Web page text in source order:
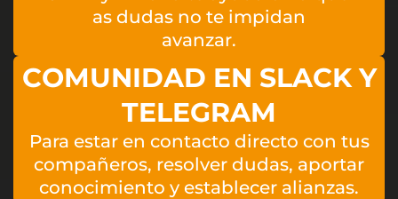
as dudas no te impidan
avanzar.
COMUNIDAD EN SLACK Y
TELEGRAM
Para estar en contacto directo con tus
compañeros, resolver dudas, aportar
conocimiento y establecer alianzas.